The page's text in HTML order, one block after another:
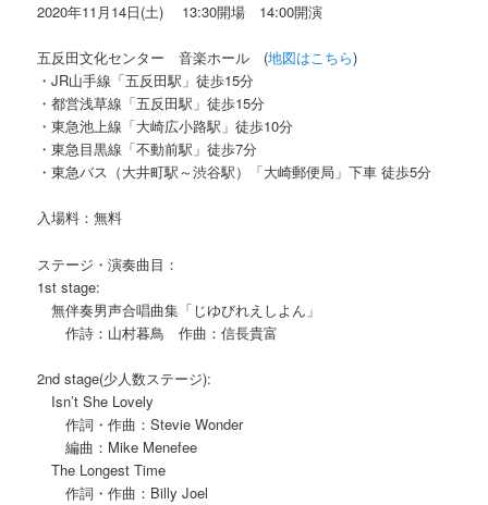
2020年11月14日(土) 13:30開場 14:00開演
五反田文化センター 音楽ホール (地図はこちら)
・JR山手線「五反田駅」徒歩15分
・都営浅草線「五反田駅」徒歩15分
・東急池上線「大崎広小路駅」徒歩10分
・東急目黒線「不動前駅」徒歩7分
・東急バス（大井町駅～渋谷駅）「大崎郵便局」下車 徒歩5分
入場料：無料
ステージ・演奏曲目：
1st stage:
無伴奏男声合唱曲集「じゆびれえしよん」
作詩：山村暮鳥 作曲：信長貴富
2nd stage(少人数ステージ):
Isn’t She Lovely
作詞・作曲：Stevie Wonder
編曲：Mike Menefee
The Longest Time
作詞・作曲：Billy Joel